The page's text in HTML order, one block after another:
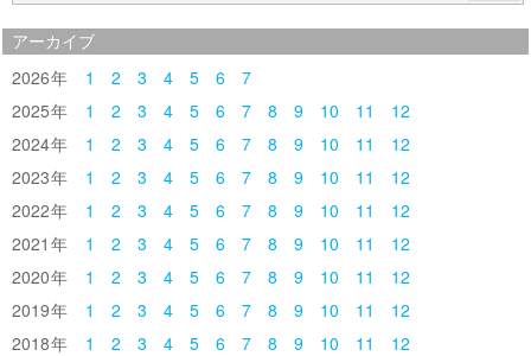
アーカイブ
2026 1 2 3 4 5 6
7
2025
1 2 3 4 5 6 7 8 9 10 11
12
2024
1 2 3 4 5 6 7 8 9 10 11
12
2023
1 2 3 4 5 6 7 8 9 10 11
12
2022
1 2 3 4 5 6 7 8 9 10 11
12
2021
1 2 3 4 5 6 7 8 9 10 11
12
2020
1 2 3 4 5 6 7 8 9 10 11
12
2019
1 2 3 4 5 6 7 8 9 10 11
12
2018
1 2 3 4 5 6 7 8 9 10 11
12